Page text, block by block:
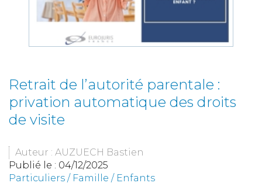
Retrait de l’autorité parentale :
privation automatique des droits
de visite
Auteur : AUZUECH Bastien
Publié le : 04/12/2025
Particuliers / Famille / Enfants